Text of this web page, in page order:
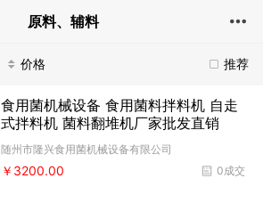
原料、辅料
推荐
价格
食用菌机械设备 食用菌料拌料机 自走
式拌料机 菌料翻堆机厂家批发直销
随州市隆兴食用菌机械设备有限公司
0成交
￥3200.00